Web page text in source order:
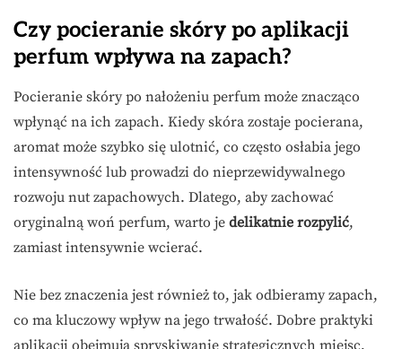
Czy pocieranie skóry po aplikacji
perfum wpływa na zapach?
Pocieranie skóry po nałożeniu perfum może znacząco
wpłynąć na ich zapach. Kiedy skóra zostaje pocierana,
aromat może szybko się ulotnić, co często osłabia jego
intensywność lub prowadzi do nieprzewidywalnego
rozwoju nut zapachowych. Dlatego, aby zachować
oryginalną woń perfum, warto je delikatnie rozpylić,
zamiast intensywnie wcierać.
Nie bez znaczenia jest również to, jak odbieramy zapach,
co ma kluczowy wpływ na jego trwałość. Dobre praktyki